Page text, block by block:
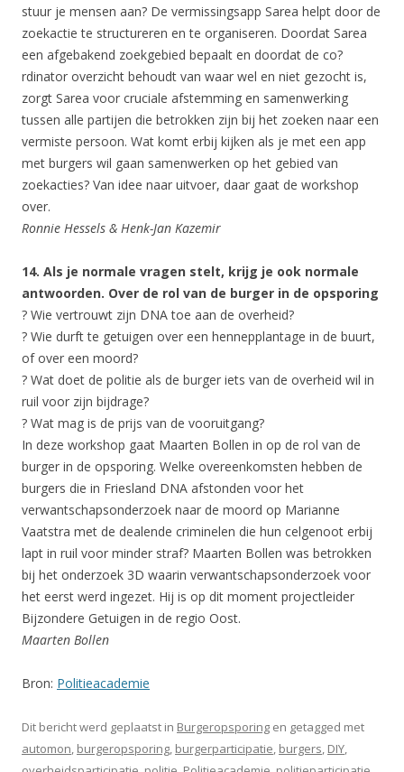
stuur je mensen aan? De vermissingsapp Sarea helpt door de
zoekactie te structureren en te organiseren. Doordat Sarea
een afgebakend zoekgebied bepaalt en doordat de co?
rdinator overzicht behoudt van waar wel en niet gezocht is,
zorgt Sarea voor cruciale afstemming en samenwerking
tussen alle partijen die betrokken zijn bij het zoeken naar een
vermiste persoon. Wat komt erbij kijken als je met een app
met burgers wil gaan samenwerken op het gebied van
zoekacties? Van idee naar uitvoer, daar gaat de workshop
over.
Ronnie Hessels & Henk-Jan Kazemir
14. Als je normale vragen stelt, krijg je ook normale
antwoorden. Over de rol van de burger in de opsporing
? Wie vertrouwt zijn DNA toe aan de overheid?
? Wie durft te getuigen over een hennepplantage in de buurt,
of over een moord?
? Wat doet de politie als de burger iets van de overheid wil in
ruil voor zijn bijdrage?
? Wat mag is de prijs van de vooruitgang?
In deze workshop gaat Maarten Bollen in op de rol van de
burger in de opsporing. Welke overeenkomsten hebben de
burgers die in Friesland DNA afstonden voor het
verwantschapsonderzoek naar de moord op Marianne
Vaatstra met de dealende criminelen die hun celgenoot erbij
lapt in ruil voor minder straf? Maarten Bollen was betrokken
bij het onderzoek 3D waarin verwantschapsonderzoek voor
het eerst werd ingezet. Hij is op dit moment projectleider
Bijzondere Getuigen in de regio Oost.
Maarten Bollen
Bron: Politieacademie
Dit bericht werd geplaatst in Burgeropsporing en getagged met
automon, burgeropsporing, burgerparticipatie, burgers, DIY,